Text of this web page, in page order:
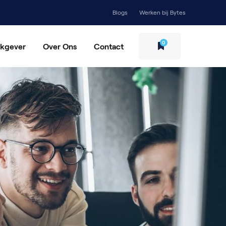
Blogs Werken bij Bytes
en Selectie
Over Ons
Ons verhaal Blogs
Contact 0